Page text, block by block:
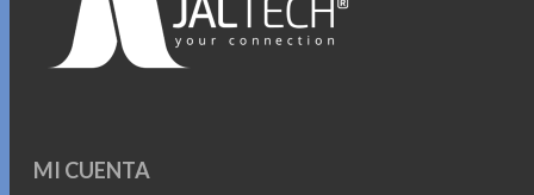
MI CUENTA